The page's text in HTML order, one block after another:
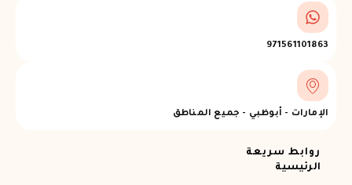
971561101863
الإمارات - أبوظبي - جميع المناطق
روابط سريعة
الرئيسية